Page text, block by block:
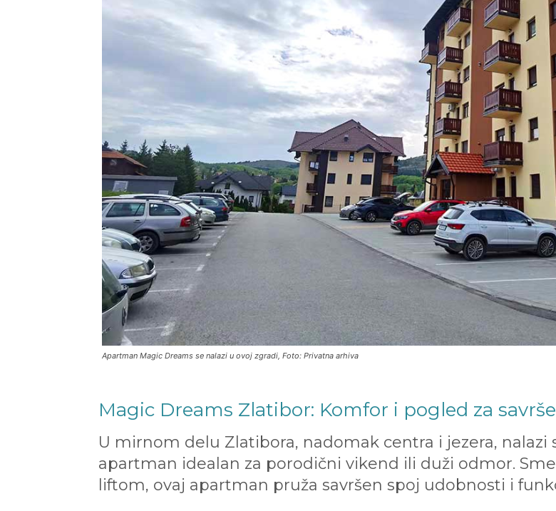
Apartman Magic Dreams se nalazi u ovoj zgradi, Foto: Privatna arhiva
Magic Dreams Zlatibor: Komfor i pogled za
U mirnom delu Zlatibora, nadomak centra i jezera, nalazi
apartman idealan za porodični vikend ili duži odmor.
liftom, ovaj apartman pruža savršen spoj udobnosti i